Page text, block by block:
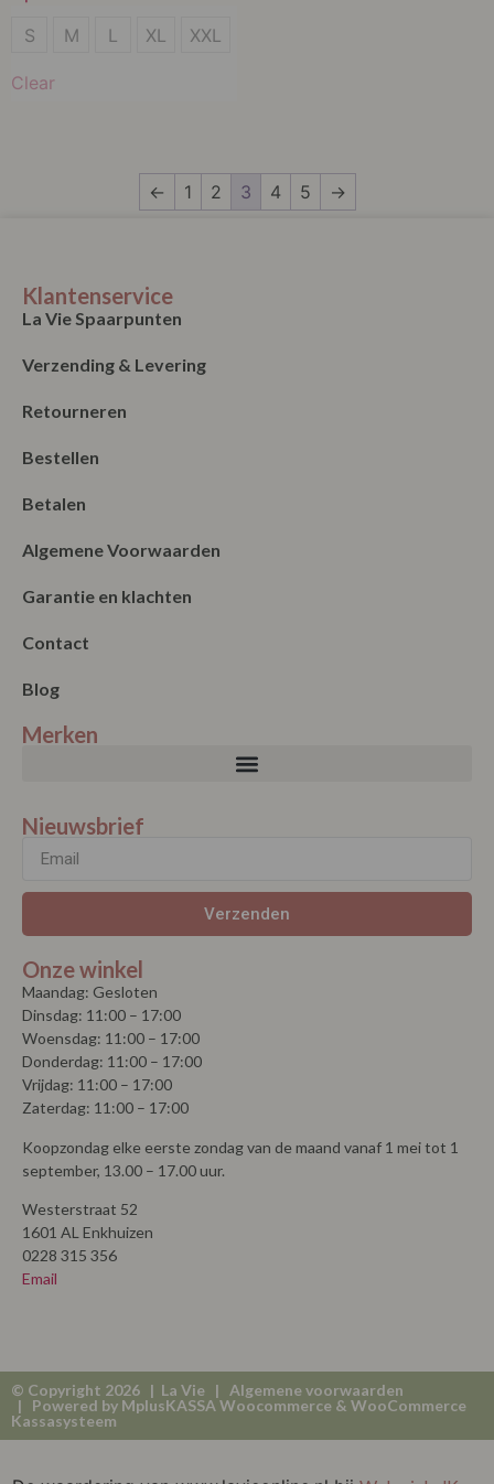
S
S M L XL XXL
Clear
← 1 2 3 4 5 →
Klantenservice
La Vie Spaarpunten
Verzending & Levering
Retourneren
Bestellen
Betalen
Algemene Voorwaarden
Garantie en klachten
Contact
Blog
Merken
Nieuwsbrief
Verzenden
Onze winkel
Maandag: Gesloten
Dinsdag: 11:00 – 17:00
Woensdag: 11:00 – 17:00
Donderdag: 11:00 – 17:00
Vrijdag: 11:00 – 17:00
Zaterdag: 11:00 – 17:00
Koopzondag elke eerste zondag van de maand vanaf 1 mei tot 1
september, 13.00 – 17.00 uur.
Westerstraat 52
1601 AL Enkhuizen
0228 315 356
Email
© Copyright 2026 | La Vie | Algemene voorwaarden
| Powered by MplusKASSA Woocommerce & WooCommerce
Kassasysteem